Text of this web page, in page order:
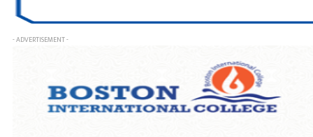
- ADVERTISEMENT -